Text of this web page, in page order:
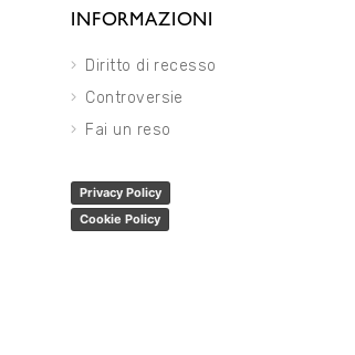
INFORMAZIONI
Diritto di recesso
Controversie
Fai un reso
Privacy Policy
Cookie Policy